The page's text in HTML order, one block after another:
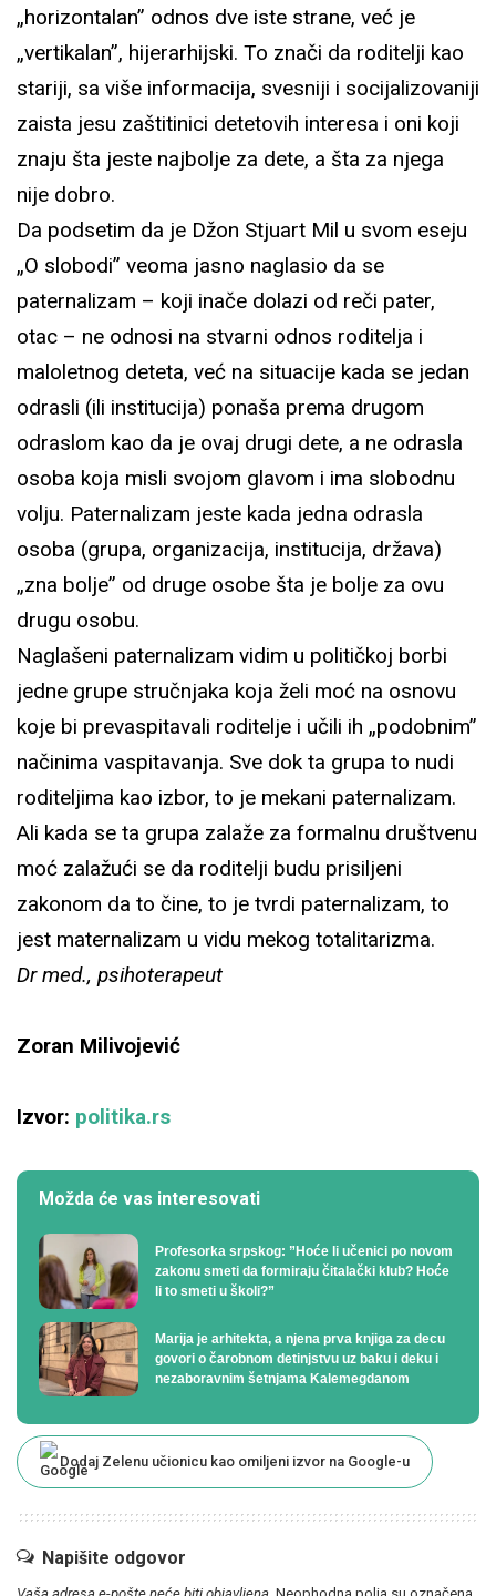
„horizontalan” odnos dve iste strane, već je
„vertikalan”, hijerarhijski. To znači da roditelji kao
stariji, sa više informacija, svesniji i socijalizovaniji
zaista jesu zaštitinici detetovih interesa i oni koji
znaju šta jeste najbolje za dete, a šta za njega
nije dobro.
Da podsetim da je Džon Stjuart Mil u svom eseju
„O slobodi” veoma jasno naglasio da se
paternalizam – koji inače dolazi od reči pater,
otac – ne odnosi na stvarni odnos roditelja i
maloletnog deteta, već na situacije kada se jedan
odrasli (ili institucija) ponaša prema drugom
odraslom kao da je ovaj drugi dete, a ne odrasla
osoba koja misli svojom glavom i ima slobodnu
volju. Paternalizam jeste kada jedna odrasla
osoba (grupa, organizacija, institucija, država)
„zna bolje” od druge osobe šta je bolje za ovu
drugu osobu.
Naglašeni paternalizam vidim u političkoj borbi
jedne grupe stručnjaka koja želi moć na osnovu
koje bi prevaspitavali roditelje i učili ih „podobnim”
načinima vaspitavanja. Sve dok ta grupa to nudi
roditeljima kao izbor, to je mekani paternalizam.
Ali kada se ta grupa zalaže za formalnu društvenu
moć zalažući se da roditelji budu prisiljeni
zakonom da to čine, to je tvrdi paternalizam, to
jest maternalizam u vidu mekog totalitarizma.
Dr med., psihoterapeut
Zoran Milivojević
Izvor: politika.rs
Možda će vas interesovati
Profesorka srpskog: ”Hoće li učenici po novom
zakonu smeti da formiraju čitalački klub? Hoće
li to smeti u školi?”
Marija je arhitekta, a njena prva knjiga za decu
govori o čarobnom detinjstvu uz baku i deku i
nezaboravnim šetnjama Kalemegdanom
Dodaj Zelenu učionicu kao omiljeni izvor na Google-u
Napišite odgovor